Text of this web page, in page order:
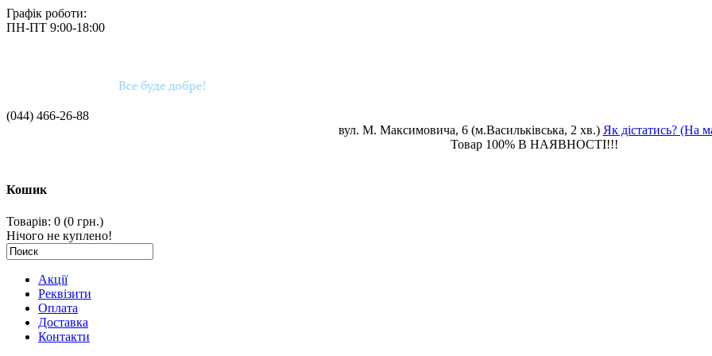
Графік роботи:
ПН-ПТ 9:00-18:00
(044) 466-26-88
вул. М. Максимовича, 6 (м.Васильківська, 2 хв.) Як дістатись? (На
Товар 100% В НАЯВНОСТІ!!!
Кошик
Товарів: 0 (0 грн.)
Нічого не куплено!
Акції
Реквізити
Оплата
Доставка
Контакти